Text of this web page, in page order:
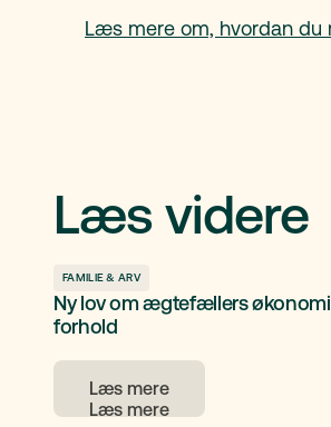
Læs mere om, hvordan du
Læs videre
FAMILIE & ARV
Ny lov om ægtefællers
forhold
Læs mere